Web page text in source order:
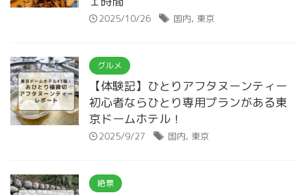
2025/10/26 国内, 東京
グルメ
【体験記】ひとりアフタヌーンティー
初心者ならひとり専用プランがある東
京ドームホテル！
2025/9/27 国内, 東京
絶景